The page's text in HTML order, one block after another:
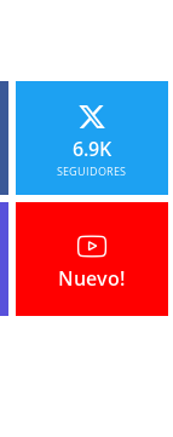
6.9K
SEGUIDORES
Nuevo!